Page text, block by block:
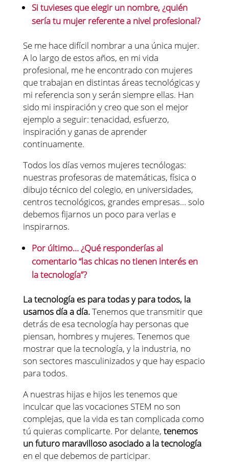
Si tuvieses que elegir un nombre, ¿quién
sería tu mujer referente a nivel profesional?
Se me hace difícil nombrar a una única mujer.
A lo largo de estos años, en mi vida
profesional, me he encontrado con mujeres
que trabajan en distintas áreas tecnológicas y
mi referencia son y serán siempre ellas. Han
sido mi inspiración y creo que son el mejor
ejemplo a seguir: tenacidad, esfuerzo,
inspiración y ganas de aprender
continuamente.
Todos los días vemos mujeres tecnólogas:
nuestras profesoras de matemáticas, física o
dibujo técnico del colegio, en universidades,
centros tecnológicos, grandes empresas… solo
debemos fijarnos un poco para verlas e
inspirarnos.
Por último… ¿Qué responderías al
comentario “las chicas no tienen interés en
la tecnología”?
La tecnología es para todas y para todos, la
usamos día a día.Tenemos que transmitir que
detrás de esa tecnología hay personas que
piensan, hombres y mujeres. Tenemos que
mostrar que la tecnología, y la industria, no
son sectores masculinizados y que hay espacio
para todos.
A nuestras hijas e hijos les tenemos que
inculcar que las vocaciones STEM no son
complejas, que la vida es tan complicada como
tú quieras complicarte. Por delante, tenemos
un futuro maravilloso asociado a la tecnología
en el que debemos de participar.